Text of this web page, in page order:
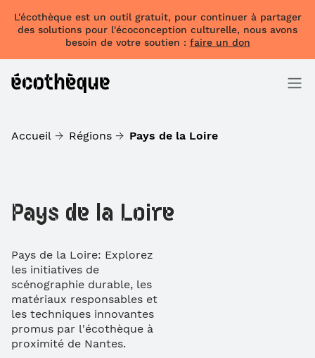
L'écothèque est un outil gratuit, pour continuer à partager
des solutions pour l'écoconception culturelle, nous avons
besoin de votre soutien : faire un don
Accueil Régions Pays de la Loire
Pays de la Loire
Pays de la Loire: Explorez
les initiatives de
scénographie durable, les
matériaux responsables et
les techniques innovantes
promus par l'écothèque à
proximité de Nantes.